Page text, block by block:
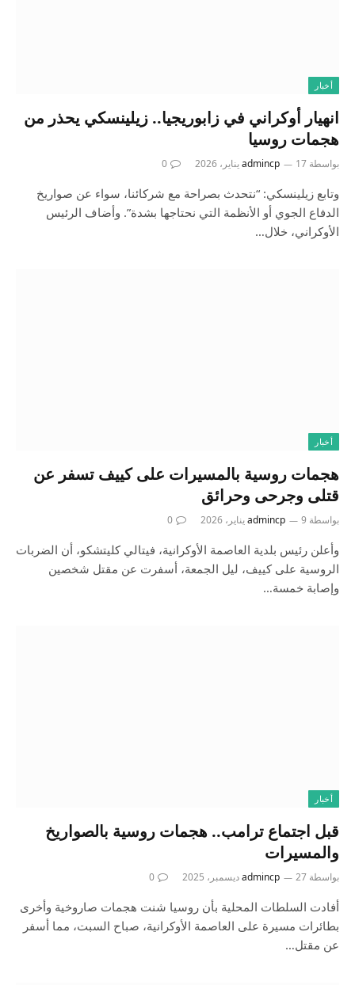
أخبار
انهيار أوكراني في زابوريجيا.. زيلينسكي يحذر من
هجمات روسيا
بواسطة admincp 17 يناير، 2026 0
وتابع زيلينسكي: “نتحدث بصراحة مع شركائنا، سواء عن صواريخ
الدفاع الجوي أو الأنظمة التي نحتاجها بشدة”. وأضاف الرئيس
الأوكراني، خلال…
أخبار
هجمات روسية بالمسيرات على كييف تسفر عن
قتلى وجرحى وحرائق
بواسطة admincp 9 يناير، 2026 0
وأعلن رئيس بلدية العاصمة الأوكرانية، فيتالي كليتشكو، أن الضربات
الروسية على كييف، ليل الجمعة، أسفرت عن مقتل شخصين
وإصابة خمسة…
أخبار
قبل اجتماع ترامب.. هجمات روسية بالصواريخ
والمسيرات
بواسطة admincp 27 ديسمبر، 2025 0
أفادت السلطات المحلية بأن روسيا شنت هجمات صاروخية وأخرى
بطائرات مسيرة على العاصمة الأوكرانية، صباح السبت، مما أسفر
عن مقتل…